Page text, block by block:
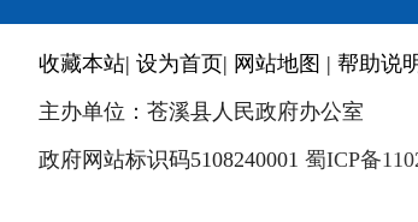
收藏本站| 设为首页| 网站地图 | 帮助说
主办单位：苍溪县人民政府办公室
政府网站标识码5108240001 蜀ICP备